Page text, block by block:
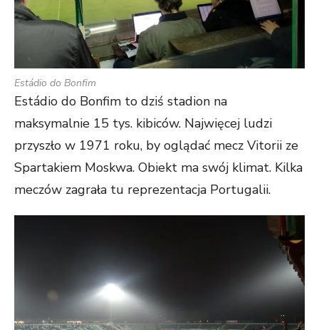
Estádio do Bonfim
Estádio do Bonfim to dziś stadion na
maksymalnie 15 tys. kibiców. Najwięcej ludzi
przyszło w 1971 roku, by oglądać mecz Vitorii ze
Spartakiem Moskwa. Obiekt ma swój klimat. Kilka
meczów zagrała tu reprezentacja Portugalii.